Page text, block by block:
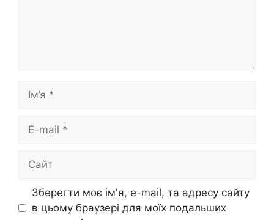
Ім’я
Сайт
Зберегти моє ім'я, e-mail, та адресу сайту
в цьому браузері для моїх подальших